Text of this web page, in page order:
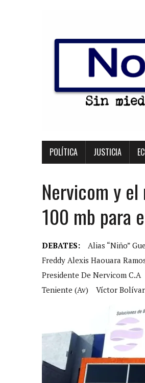
POLÍTICA JUSTICIA
Nervicom y
100 mb para
DEBATES: Alias “niño”
Freddy Alexis Haouara
Presidente De Nervicom C.A
Teniente (Av)
Víctor Bolívar